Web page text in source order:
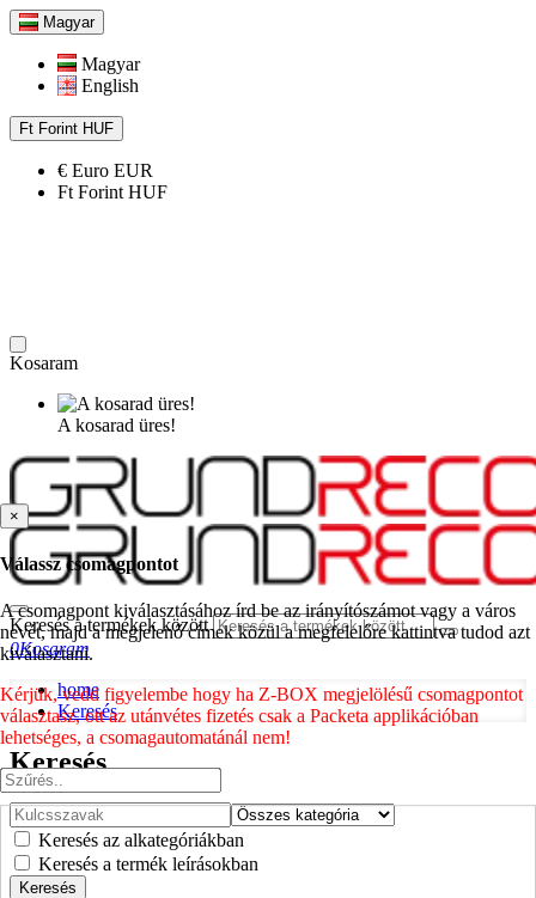
Magyar
Magyar
English
Ft Forint HUF
€ Euro EUR
Ft Forint HUF
Kosaram
A kosarad üres!
Keresés a termékek között
0Kosaram
home
Keresés
Keresés
Keresés az alkategóriákban
Keresés a termék leírásokban
Keresés
×
Válassz csomagpontot
A csomagpont kiválasztásához írd be az irányítószámot vagy a város
nevét, majd a megjelenő címek közül a megfelelőre kattintva tudod azt
kiválasztani.
Kérjük, vedd figyelembe hogy ha Z-BOX megjelölésű csomagpontot
választasz, ott az utánvétes fizetés csak a Packeta applikációban
lehetséges, a csomagautomatánál nem!